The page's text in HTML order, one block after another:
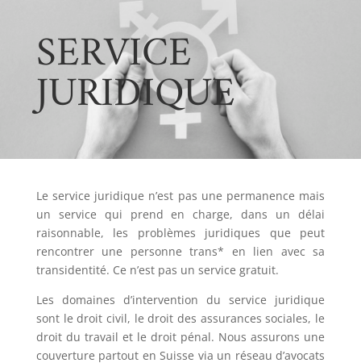
SERVICE
JURIDIQUE
Le service juridique n’est pas une permanence mais
un service qui prend en charge, dans un délai
raisonnable, les problèmes juridiques que peut
rencontrer une personne trans* en lien avec sa
transidentité. Ce n’est pas un service gratuit.
Les domaines d’intervention du service juridique
sont le droit civil, le droit des assurances sociales, le
droit du travail et le droit pénal. Nous assurons une
couverture partout en Suisse via un réseau d’avocats